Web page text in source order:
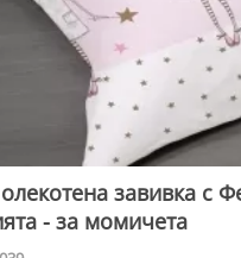
завивка с
- за момичета